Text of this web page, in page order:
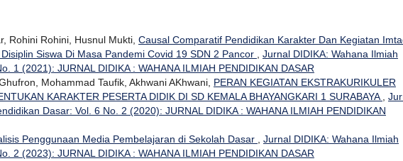
Rohini Rohini, Husnul Mukti, Causal Comparatif Pendidikan Karakter Dan Kegiatan
Siswa Di Masa Pandemi Covid 19 SDN 2 Pancor
Jurnal DIDIKA: Wahana Ilmiah
1 (2021): JURNAL DIDIKA : WAHANA ILMIAH PENDIDIKAN DASAR
Mohammad Taufik, Akhwani AKhwani, PERAN KEGIATAN EKSTRAKURIKULER
KARAKTER PESERTA DIDIK DI SD KEMALA BHAYANGKARI 1 SURABAYA
Dasar: Vol. 6 No. 2 (2020): JURNAL DIDIKA : WAHANA ILMIAH PENDIDIKAN
Penggunaan Media Pembelajaran di Sekolah Dasar
Jurnal DIDIKA: Wahana Ilmiah
2 (2023): JURNAL DIDIKA : WAHANA ILMIAH PENDIDIKAN DASAR